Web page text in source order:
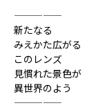
—————
新たなる
みえかた広がる
このレンズ
見慣れた景色が
異世界のよう
—————